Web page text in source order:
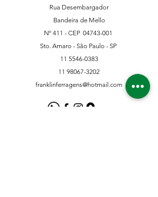
Rua Desembargador
Bandeira de Mello
Nº 411 - CEP 04743-001
Sto. Amaro - São Paulo - SP
11 5546-0383
11 98067-3202
franklinferragens@hotmail.com